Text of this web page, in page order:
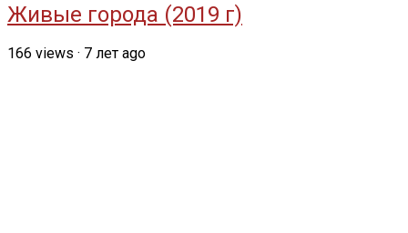
Живые города (2019 г)
166 views · 7 лет ago